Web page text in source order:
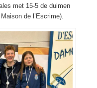
met 15-5 de duimen
de l’Escrime).